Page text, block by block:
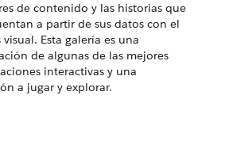
de contenido y las historias que
a partir de sus datos con el
visual. Esta galería es una
de algunas de las mejores
interactivas y una
a jugar y explorar.